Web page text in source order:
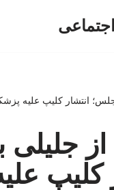
انتشار کلیپ علیه
از